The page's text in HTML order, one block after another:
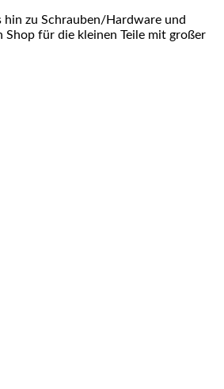
hin zu Schrauben/Hardware und
für die kleinen Teile mit großer